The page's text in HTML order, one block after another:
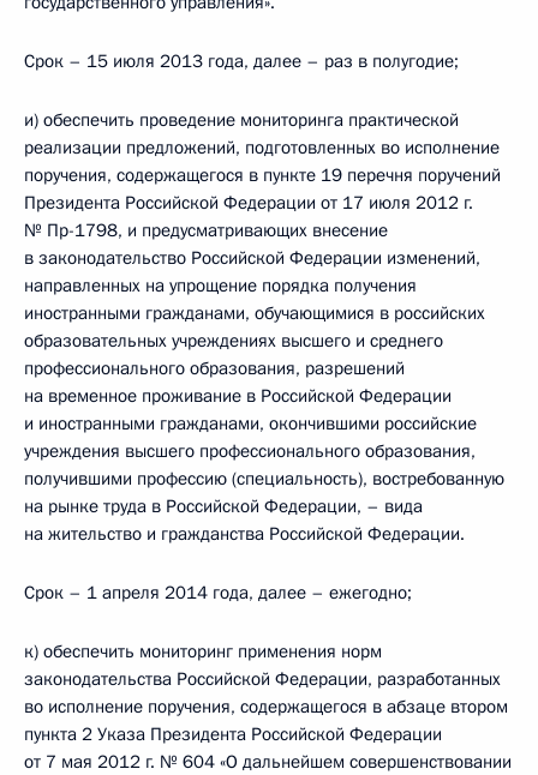
Срок – 15 июля 2013 года, далее – раз в полугодие;
и) обеспечить проведение мониторинга практической
реализации предложений, подготовленных во исполнение
поручения, содержащегося в пункте 19 перечня поручений
Президента Российской Федерации от 17 июля 2012 г.
№ Пр-1798, и предусматривающих внесение
в законодательство Российской Федерации изменений,
направленных на упрощение порядка получения
иностранными гражданами, обучающимися в российских
образовательных учреждениях высшего и среднего
профессионального образования, разрешений
на временное проживание в Российской Федерации
и иностранными гражданами, окончившими российские
учреждения высшего профессионального образования,
получившими профессию (специальность), востребованную
на рынке труда в Российской Федерации, – вида
на жительство и гражданства Российской Федерации.
Срок – 1 апреля 2014 года, далее – ежегодно;
к) обеспечить мониторинг применения норм
законодательства Российской Федерации, разработанных
во исполнение поручения, содержащегося в абзаце втором
пункта 2 Указа Президента Российской Федерации
от 7 мая 2012 г. № 604 «О дальнейшем совершенствовании